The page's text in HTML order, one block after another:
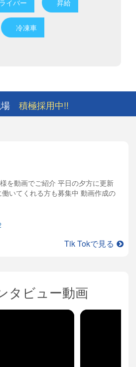
イバー 昇給
冷凍車
場 積極採用中!!
を動画でご紹介 平日の夕方に更新
いてくれる方も募集中 動画作成の
Tik Tokで見る
タビュー動画